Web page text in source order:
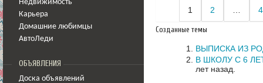
Недвижимость
Карьера
Домашние любимцы
АвтоЛеди
ОБЪЯВЛЕНИЯ
Доска объявлений
1 2 4
Созданные темы
ВЫПИСКА ИЗ
В ШКОЛУ С 6
лет назад.